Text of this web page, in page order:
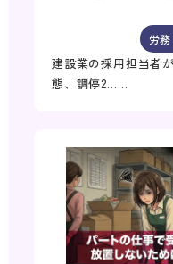
労
建設業の採用担当者
態、調停2……